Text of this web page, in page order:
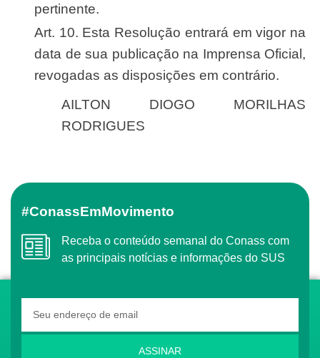
pertinente.
Art. 10. Esta Resolução entrará em vigor na
data de sua publicação na Imprensa Oficial,
revogadas as disposições em contrário.
AILTON DIOGO MORILHAS
RODRIGUES
#ConassEmMovimento
Receba o conteúdo semanal do Conass com
as principais notícias e informações do SUS
ASSINAR